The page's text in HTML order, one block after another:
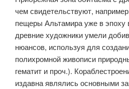
чем свидетельствуют,
пещеры Альтамира уже в эпоху
древние художники умели
нюансов, используя для
полихромной живописи
гематит и проч.).
издавна являлись основными